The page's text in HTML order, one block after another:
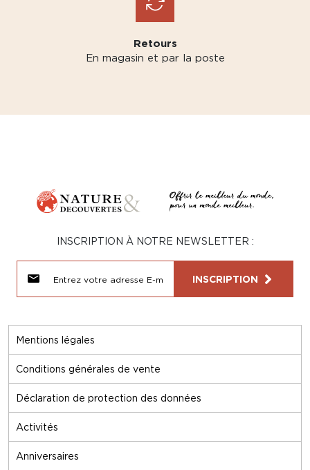
Retours
En magasin et par la poste
Mentions légales
Conditions générales de vente
Déclaration de protection des données
Activités
Anniversaires
INSCRIPTION À NOTRE NEWSLETTER :
INSCRIPTION